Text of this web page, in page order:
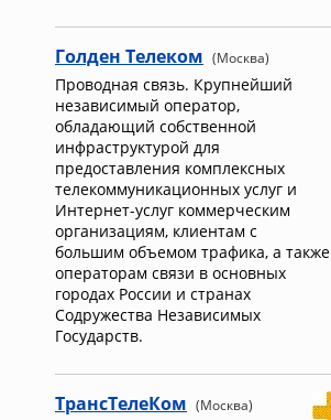
Голден Телеком (Москва)
Проводная связь. Крупнейший
независимый оператор,
обладающий собственной
инфраструктурой для
предоставления комплексных
телекоммуникационных услуг и
Интернет-услуг коммерческим
организациям, клиентам с
большим объемом трафика, а также
операторам связи в основных
городах России и странах
Содружества Независимых
Государств.
ТрансТелеКом (Москва)